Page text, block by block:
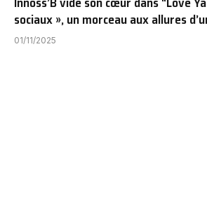
sociaux », un morceau aux allures
01/11/2025